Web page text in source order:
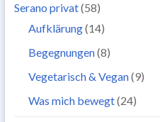
Serano privat(58)
Aufklärung(14)
Begegnungen(8)
Vegetarisch & Vegan(9)
Was mich bewegt(24)